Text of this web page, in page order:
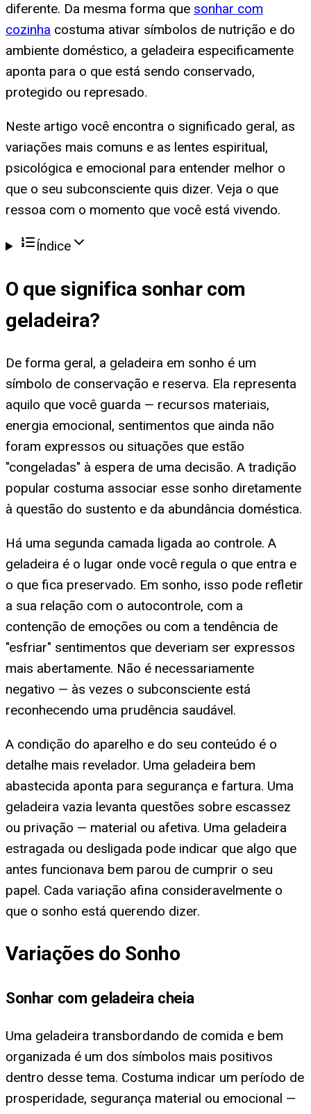
diferente. Da mesma forma que sonhar com
cozinha costuma ativar símbolos de nutrição e do
ambiente doméstico, a geladeira especificamente
aponta para o que está sendo conservado,
protegido ou represado.
Neste artigo você encontra o significado geral, as
variações mais comuns e as lentes espiritual,
psicológica e emocional para entender melhor o
que o seu subconsciente quis dizer. Veja o que
ressoa com o momento que você está vivendo.
Índice
O que significa sonhar com
geladeira?
De forma geral, a geladeira em sonho é um
símbolo de conservação e reserva. Ela representa
aquilo que você guarda — recursos materiais,
energia emocional, sentimentos que ainda não
foram expressos ou situações que estão
"congeladas" à espera de uma decisão. A tradição
popular costuma associar esse sonho diretamente
à questão do sustento e da abundância doméstica.
Há uma segunda camada ligada ao controle. A
geladeira é o lugar onde você regula o que entra e
o que fica preservado. Em sonho, isso pode refletir
a sua relação com o autocontrole, com a
contenção de emoções ou com a tendência de
"esfriar" sentimentos que deveriam ser expressos
mais abertamente. Não é necessariamente
negativo — às vezes o subconsciente está
reconhecendo uma prudência saudável.
A condição do aparelho e do seu conteúdo é o
detalhe mais revelador. Uma geladeira bem
abastecida aponta para segurança e fartura. Uma
geladeira vazia levanta questões sobre escassez
ou privação — material ou afetiva. Uma geladeira
estragada ou desligada pode indicar que algo que
antes funcionava bem parou de cumprir o seu
papel. Cada variação afina consideravelmente o
que o sonho está querendo dizer.
Variações do Sonho
Sonhar com geladeira cheia
Uma geladeira transbordando de comida e bem
organizada é um dos símbolos mais positivos
dentro desse tema. Costuma indicar um período de
prosperidade, segurança material ou emocional —